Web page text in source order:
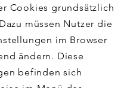
Cookies grundsätzlich
müssen Nutzer die
im Browser
ändern. Diese
befinden sich